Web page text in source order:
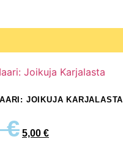
JOIKUJA KARJALASTA
€ 5,00 €